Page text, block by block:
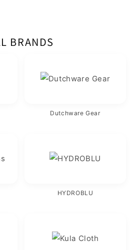
BRANDS
Dutchware Gear
HYDROBLU